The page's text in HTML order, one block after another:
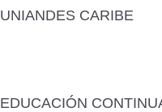
UNIANDES CARIBE
EDUCACIÓN